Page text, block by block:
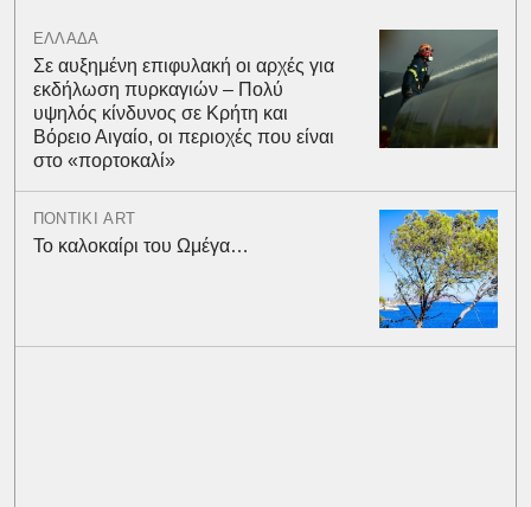
ΕΛΛΑΔΑ
Σε αυξημένη επιφυλακή οι αρχές για
εκδήλωση πυρκαγιών – Πολύ
υψηλός κίνδυνος σε Κρήτη και
Βόρειο Αιγαίο, οι περιοχές που είναι
στο «πορτοκαλί»
ΠΟΝΤΙΚΙ ART
Το καλοκαίρι του Ωμέγα…